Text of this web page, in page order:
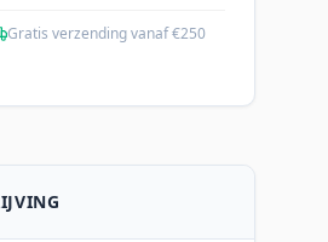
Gratis verzending vanaf €250